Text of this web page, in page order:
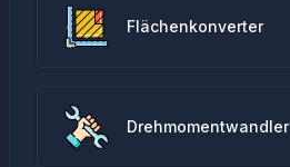
Flächenkonverter
Drehmomentwandler